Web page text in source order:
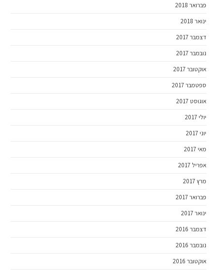
פברואר 2018
ינואר 2018
דצמבר 2017
נובמבר 2017
אוקטובר 2017
ספטמבר 2017
אוגוסט 2017
יולי 2017
יוני 2017
מאי 2017
אפריל 2017
מרץ 2017
פברואר 2017
ינואר 2017
דצמבר 2016
נובמבר 2016
אוקטובר 2016